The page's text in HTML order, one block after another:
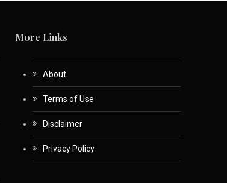
More Links
About
Terms of Use
Disclaimer
Privacy Policy